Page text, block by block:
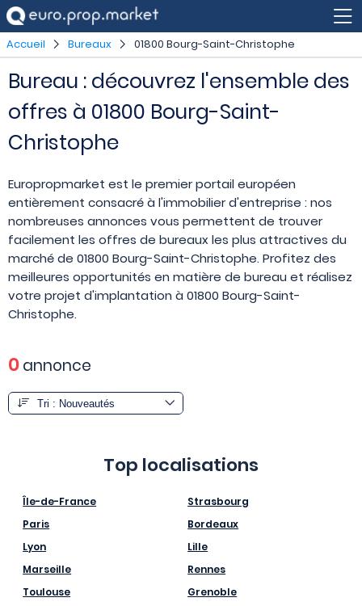
Accueil Bureaux 01800 Bourg-Saint-Christophe
Bureau : découvrez l'ensemble des
offres à 01800 Bourg-Saint-
Christophe
Europropmarket est le premier portail européen
entièrement consacré à l'immobilier d'entreprise : nos
nombreuses annonces vous permettent de trouver
facilement les offres de bureaux les plus attractives du
marché de 01800 Bourg-Saint-Christophe. Profitez des
meilleures opportunités en matière de bureau et réalisez
votre projet d'implantation à 01800 Bourg-Saint-
Christophe.
0annonce
Top localisations
Île-de-France
Paris
Lyon
Marseille
Toulouse
Strasbourg
Bordeaux
Lille
Rennes
Grenoble